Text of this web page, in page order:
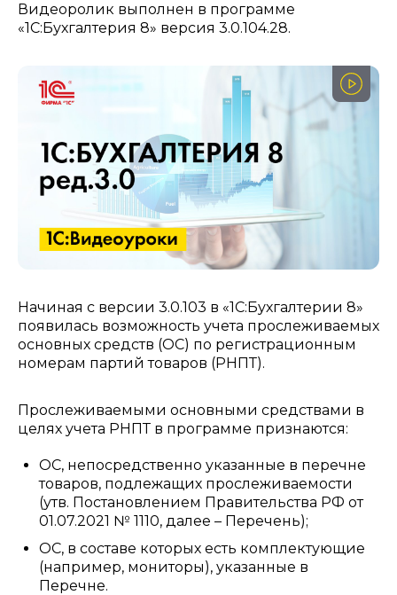
Видеоролик выполнен в программе
«1С:Бухгалтерия 8» версия 3.0.104.28.
Начиная с версии 3.0.103 в «1С:Бухгалтерии 8»
появилась возможность учета прослеживаемых
основных средств (ОС) по регистрационным
номерам партий товаров (РНПТ).
Прослеживаемыми основными средствами в
целях учета РНПТ в программе признаются:
ОС, непосредственно указанные в перечне
товаров, подлежащих прослеживаемости
(утв. Постановлением Правительства РФ от
01.07.2021 № 1110, далее – Перечень);
ОС, в составе которых есть комплектующие
(например, мониторы), указанные в
Перечне.